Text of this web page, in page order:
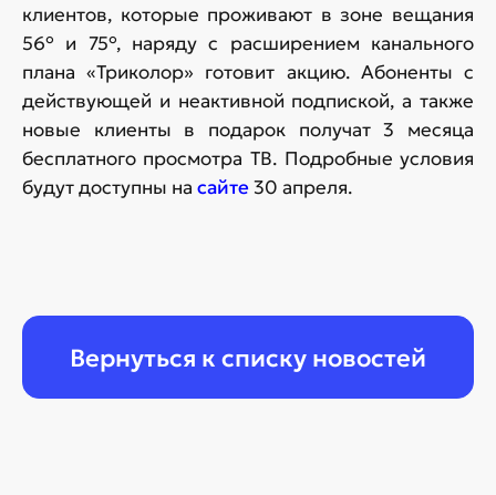
клиентов, которые проживают в зоне вещания
56° и 75°, наряду с расширением канального
плана «Триколор» готовит акцию. Абоненты с
действующей и неактивной подпиской, а также
новые клиенты в подарок получат 3 месяца
бесплатного просмотра ТВ. Подробные условия
будут доступны на сайте30 апреля.
Вернуться к списку новостей